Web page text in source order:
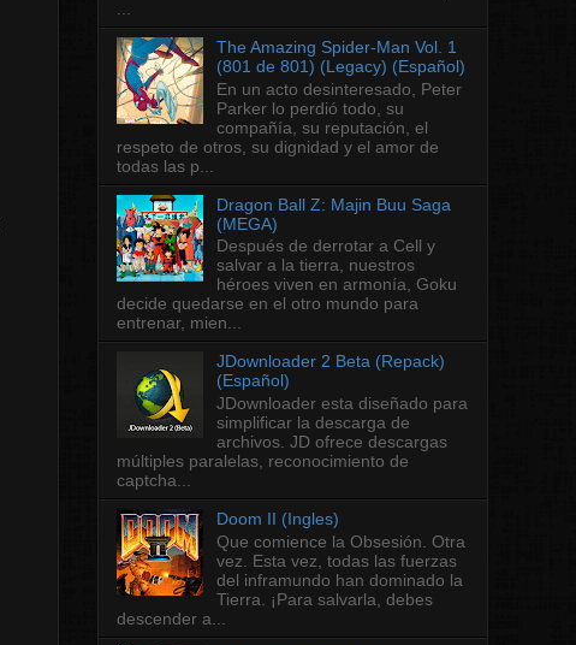
The Amazing Spider-Man Vol. 1
(801 de 801) (Legacy) (Español)
En un acto desinteresado, Peter
Parker lo perdió todo, su
compañía, su reputación, el
respeto de otros, su dignidad y el amor de
todas las p...
Dragon Ball Z: Majin Buu Saga
(MEGA)
Después de derrotar a Cell y
salvar a la tierra, nuestros
héroes viven en armonía, Goku
decide quedarse en el otro mundo para
entrenar, mien...
JDownloader 2 Beta (Repack)
(Español)
JDownloader esta diseñado para
simplificar la descarga de
archivos. JD ofrece descargas
múltiples paralelas, reconocimiento de
captcha...
Doom II (Ingles)
Que comience la Obsesión. Otra
vez. Esta vez, todas las fuerzas
del inframundo han dominado la
Tierra. ¡Para salvarla, debes
descender a...